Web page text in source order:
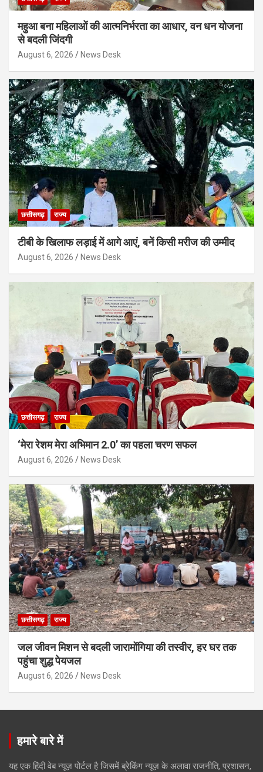
महुआ बना महिलाओं की आत्मनिर्भरता का आधार, वन धन योजना
से बदली जिंदगी
August 6, 2026 News Desk
छत्तीसगढ़ राज्य
टीबी के खिलाफ लड़ाई में आगे आएं, बनें किसी मरीज की उम्मीद
August 6, 2026 News Desk
छत्तीसगढ़ राज्य
‘मेरा रेशम मेरा अभिमान 2.0’ का पहला चरण सफल
August 6, 2026 News Desk
छत्तीसगढ़ राज्य
जल जीवन मिशन से बदली जारामोंगिया की तस्वीर, हर घर तक
पहुंचा शुद्ध पेयजल
August 6, 2026 News Desk
हमारे बारे में
यह एक हिंदी वेब न्यूज़ पोर्टल है जिसमें ब्रेकिंग न्यूज़ के अलावा राजनीति, प्रशासन,